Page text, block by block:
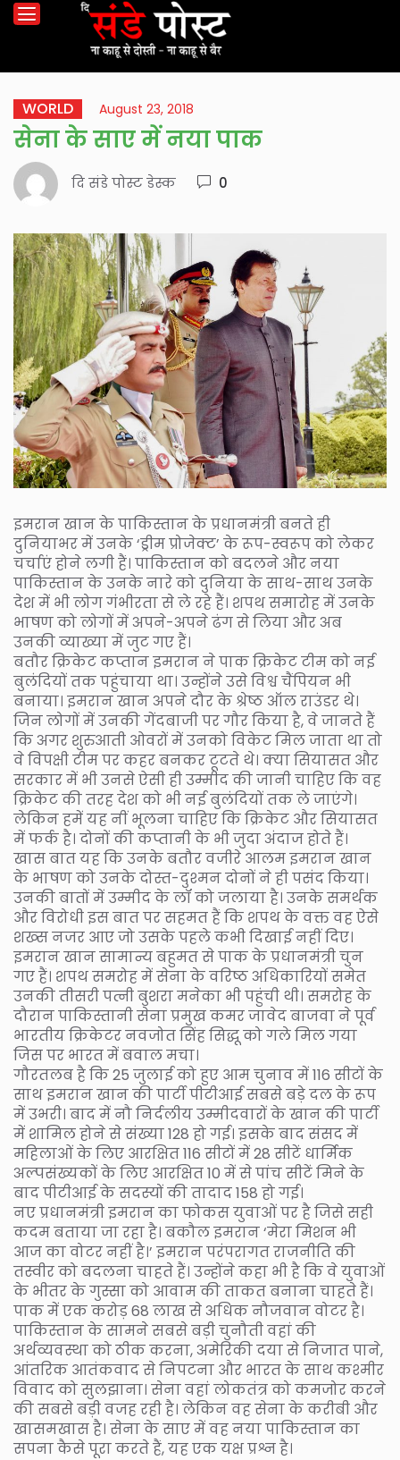
WORLD August 23, 2018
सेना के साए में नया पाक
दि संडे पोस्ट डेस्क 0
इमरान खान के पाकिस्तान के प्रधानमंत्री बनते ही
दुनियाभर में उनके ‘ड्रीम प्रोजेक्ट’ के रूप-स्वरूप को लेकर
चर्चाएं होने लगी हैं। पाकिस्तान को बदलने और नया
पाकिस्तान के उनके नारे को दुनिया के साथ-साथ उनके
देश में भी लोग गंभीरता से ले रहे हैं। शपथ समारोह में उनके
भाषण को लोगों में अपने-अपने ढंग से लिया और अब
उनकी व्याख्या में जुट गए हैं।
बतौर क्रिकेट कप्तान इमरान ने पाक क्रिकेट टीम को नई
बुलंदियों तक पहुंचाया था। उन्होंने उसे विश्व चैंपियन भी
बनाया। इमरान खान अपने दौर के श्रेष्ठ ऑल राउंडर थे।
जिन लोगों में उनकी गेंदबाजी पर गौर किया है, वे जानते हैं
कि अगर शुरुआती ओवरों में उनको विकेट मिल जाता था तो
वे विपक्षी टीम पर कहर बनकर टूटते थे। क्या सियासत और
सरकार में भी उनसे ऐसी ही उम्मीद की जानी चाहिए कि वह
क्रिकेट की तरह देश को भी नई बुलंदियों तक ले जाएंगे।
लेकिन हमें यह नीं भूलना चाहिए कि क्रिकेट और सियासत
में फर्क है। दोनों की कप्तानी के भी जुदा अंदाज होते हैं।
खास बात यह कि उनके बतौर वजीरे आलम इमरान खान
के भाषण को उनके दोस्त-दुश्मन दोनों ने ही पसंद किया।
उनकी बातों में उम्मीद के लॉ को जलाया है। उनके समर्थक
और विरोधी इस बात पर सहमत हैं कि शपथ के वक्त वह ऐसे
शख्स नजर आए जो उसके पहले कभी दिखाई नहीं दिए।
इमरान खान सामान्य बहुमत से पाक के प्रधानमंत्री चुन
गए हैं। शपथ समरोह में सेना के वरिष्ठ अधिकारियों समेत
उनकी तीसरी पत्नी बुशरा मनेका भी पहुंची थी। समरोह के
दौरान पाकिस्तानी सेना प्रमुख कमर जावेद बाजवा ने पूर्व
भारतीय क्रिकेटर नवजोत सिंह सिद्धू को गले मिल गया
जिस पर भारत में बवाल मचा।
गौरतलब है कि 25 जुलाई को हुए आम चुनाव में 116 सीटों के
साथ इमरान खान की पार्टी पीटीआई सबसे बड़े दल के रूप
में उभरी। बाद में नौ निर्दलीय उम्मीदवारों के खान की पार्टी
में शामिल होने से संख्या 128 हो गई। इसके बाद संसद में
महिलाओं के लिए आरक्षित 116 सीटों में 28 सीटें धार्मिक
अल्पसंख्यकों के लिए आरक्षित 10 में से पांच सीटें मिने के
बाद पीटीआई के सदस्यों की तादाद 158 हो गई।
नए प्रधानमंत्री इमरान का फोकस युवाओं पर है जिसे सही
कदम बताया जा रहा है। बकौल इमरान ‘मेरा मिशन भी
आज का वोटर नहीं है।’ इमरान परंपरागत राजनीति की
तस्वीर को बदलना चाहते हैं। उन्होंने कहा भी है कि वे युवाओं
के भीतर के गुस्सा को आवाम की ताकत बनाना चाहते हैं।
पाक में एक करोड़ 68 लाख से अधिक नौजवान वोटर है।
पाकिस्तान के सामने सबसे बड़ी चुनौती वहां की
अर्थव्यवस्था को ठीक करना, अमेरिकी दया से निजात पाने,
आंतरिक आतंकवाद से निपटना और भारत के साथ कश्मीर
विवाद को सुलझाना। सेना वहां लोकतंत्र को कमजोर करने
की सबसे बड़ी वजह रही है। लेकिन वह सेना के करीबी और
खासमखास है। सेना के साए में वह नया पाकिस्तान का
सपना कैसे पूरा करते हैं, यह एक यक्ष प्रश्न है।